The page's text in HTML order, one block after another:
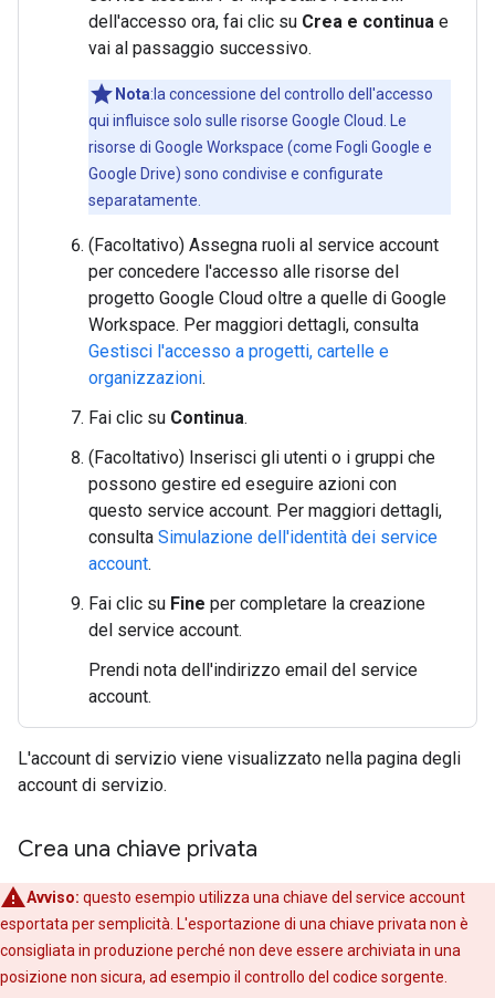
dell'accesso ora, fai clic su Crea e continua e
vai al passaggio successivo.
Nota:la concessione del controllo dell'accesso
qui influisce solo sulle risorse Google Cloud. Le
risorse di Google Workspace (come Fogli Google e
Google Drive) sono condivise e configurate
separatamente.
(Facoltativo) Assegna ruoli al service account
per concedere l'accesso alle risorse del
progetto Google Cloud oltre a quelle di Google
Workspace. Per maggiori dettagli, consulta
Gestisci l'accesso a progetti, cartelle e
organizzazioni.
Fai clic su Continua.
(Facoltativo) Inserisci gli utenti o i gruppi che
possono gestire ed eseguire azioni con
questo service account. Per maggiori dettagli,
consulta Simulazione dell'identità dei service
account.
Fai clic su Fine per completare la creazione
del service account.
Prendi nota dell'indirizzo email del service
account.
L'account di servizio viene visualizzato nella pagina degli
account di servizio.
Crea una chiave privata
Avviso: questo esempio utilizza una chiave del service account
esportata per semplicità. L'esportazione di una chiave privata non è
consigliata in produzione perché non deve essere archiviata in una
posizione non sicura, ad esempio il controllo del codice sorgente.